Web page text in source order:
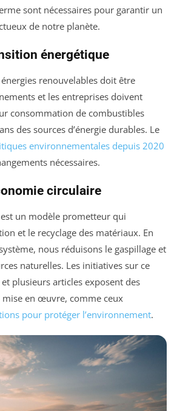
sont nécessaires pour garantir un
de notre planète.
énergétique
renouvelables doit être
et les entreprises doivent
consommation de combustibles
des sources d’énergie durables. Le
environnementales depuis 2020
nécessaires.
circulaire
est un modèle prometteur qui
et le recyclage des matériaux. En
nous réduisons le gaspillage et
naturelles. Les initiatives sur ce
plusieurs articles exposent des
mise en œuvre, comme ceux
pour protéger l’environnement.